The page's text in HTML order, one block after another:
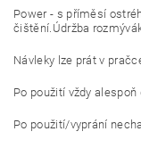
Power - s příměsí
čištění.Údržba
Návleky lze prát v
Po použití vždy
Po použití/vyprání